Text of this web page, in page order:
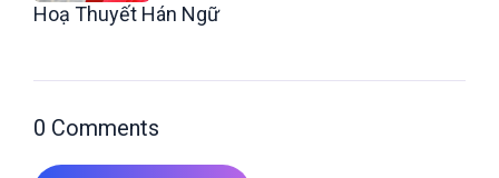
Hoạ Thuyết Hán Ngữ
0 Comments